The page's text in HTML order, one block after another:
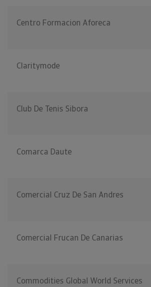
Centro Formacion Aforeca
Claritymode
Club De Tenis Sibora
Comarca Daute
Comercial Cruz De San Andres
Comercial Frucan De Canarias
Commodities Global World Services